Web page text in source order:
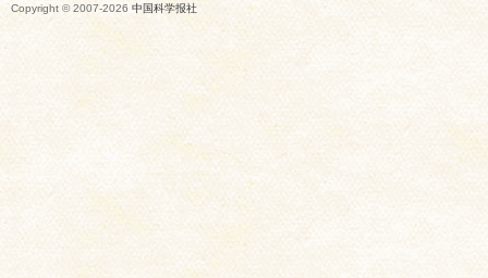
Copyright © 2007-2026 中国科学报社